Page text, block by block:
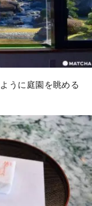
うに庭園を眺める